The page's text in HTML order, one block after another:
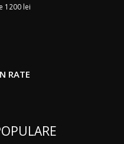
1200 lei
RATE